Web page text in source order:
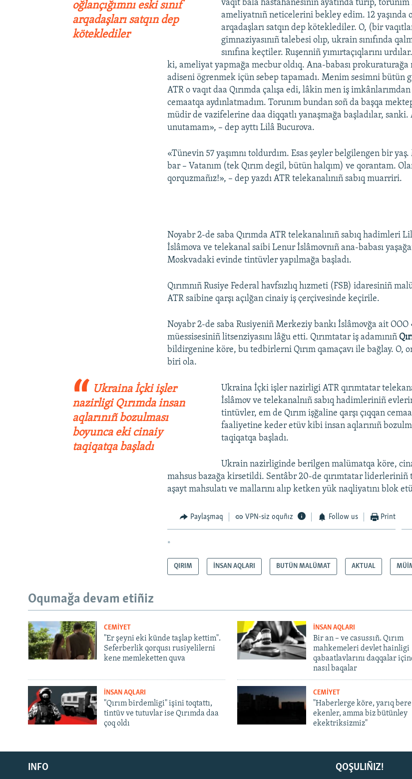
Русский
Українською
oğlançığımnı eski sınıf
arqadaşları satqın dep
köteklediler
vaqıt bala hastahanesiniñ ayatında turıp, torunım
ameliyatnıñ neticelerini bekley edim. 12 yaşında
arqadaşları satqın dep köteklediler. O, (bir
gimnaziyasınıñ talebesi olıp, ukrain sınıfında
sınıfına keçtiler. Ruşenniñ yımırtaçıqlarını
ki, ameliyat yapmağa mecbur oldıq. Ana-babası
adiseni ögrenmek içün sebep tapamadı. Menim sesimni bütün
ATR o vaqıt daa Qırımda çalışa edi, lâkin men iş
cemaatqa aydınlatmadım. Torunım bundan soñ da başqa
müdir de vazifelerine daa diqqatlı yanaşmağa başladılar, sanki.
unutamam», – dep ayttı Lilâ Bucurova.
«Tünevin 57 yaşımnı toldurdım. Esas şeyler belgilengen bir
bar – Vatanım (tek Qırım degil, bütün halqım) ve qorantam.
qorquzmañız!», – dep yazdı ATR telekanalınıñ sabıq muarriri.
Noyabr 2-de saba Qırımda ATR telekanalınıñ sabıq hadimleri
İslâmova ve telekanal saibi Lenur İslâmovnıñ ana-babası
Moskvadaki evinde tintüvler yapılmağa başladı.
Qırımnıñ Rusiye Federal havfsızlıq hızmeti (FSB) idaresiniñ
ATR saibine qarşı açılğan cinaiy iş çerçivesinde keçirile.
Noyabr 2-de saba Rusiyeniñ Merkeziy bankı İslâmovğa ait OOO
müessisesiniñ litsenziyasını lâğu etti. Qırımtatar iş adamınıñ
bildirgenine köre, bu tedbirlerni Qırım qamaçavı ile bağlay. O,
biri ola.
Ukraina İçki işler
nazirligi Qırımda insan
aqlarınıñ bozulması
boyunca eki cinaiy
taqiqatqa başladı
Ukraina İçki işler nazirligi ATR qırımtatar
İslâmov ve telekanalnıñ sabıq hadimleriniñ
tintüvler, em de Qırım işğaline qarşı çıqqan
faaliyetine keder etüv kibi insan aqlarınıñ
taqiqatqa başladı.
Ukrain nazirliginde berilgen malümatqa köre,
mahsus bazağa kirsetildi. Sentâbr 20-de qırımtatar liderleriniñ
aşayt mahsulatı ve mallarını alıp ketken yük naqliyatını blok
Paylaşmaq VPN-siz oquñız Follow us Print
*
QIRIM İNSAN AQLARI BUTÜN MALÜMAT AKTUAL
Oqumağa devam etiñiz
CEMİYET
"Er şeyni eki künde taşlap kettim".
Seferberlik qorqusı rusiyelilerni
kene memleketten quva
İNSAN AQLARI
Bir an – ve casussıñ. Qırım
mahkemeleri devlet hainligi
qabaatlavlarını daqqalar
nasıl baqalar
İNSAN AQLARI
"Qırım birdemligi" işini toqtattı,
tintüv ve tutuvlar ise Qırımda daa
çoq oldı
CEMİYET
"Haberlerge köre, yarıq bere
ekenler, amma biz bütünley
ekektriksizmiz"
QOŞULIÑIZ!
INFO